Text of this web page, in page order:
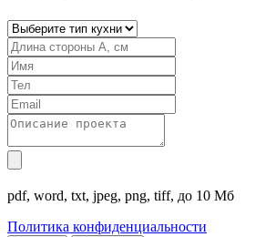
pdf, word, txt, jpeg, png, tiff, до 10 Мб
Политика конфиденциальности